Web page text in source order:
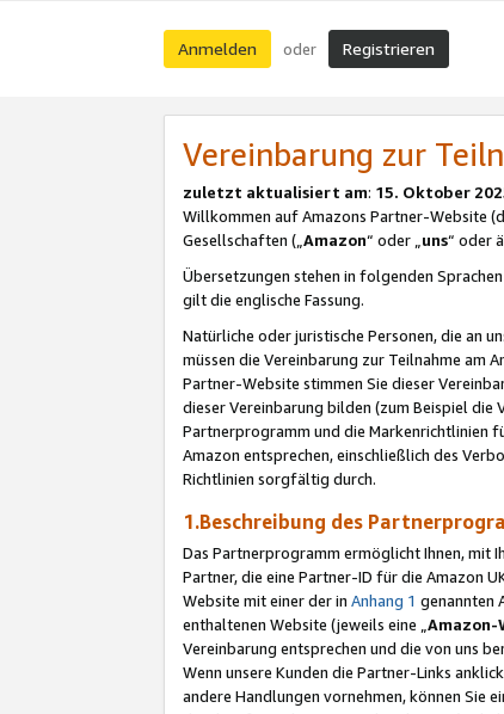
Anmelden oder Registrieren
Vereinbarung zur
zuletzt aktualisiert am: 15. Oktober
Willkommen auf Amazons Partner-Website
Gesellschaften („Amazon“ oder „uns“ oder
Übersetzungen stehen in folgenden
gilt die englische Fassung.
Natürliche oder juristische Personen, die an
müssen die Vereinbarung zur Teilnahme am
Partner-Website stimmen Sie dieser
dieser Vereinbarung bilden (zum Beispiel
Partnerprogramm und die Markenrichtlinien
Amazon entsprechen, einschließlich des
Richtlinien sorgfältig durch.
1.Beschreibung des
Das Partnerprogramm ermöglicht Ihnen, mit
Partner, die eine Partner-ID für die Amazon
Website mit einer der in Anhang 1 genannten
enthaltenen Website (jeweils eine „ Amazon-
Vereinbarung entsprechen und die von uns
Wenn unsere Kunden die Partner-Links
andere Handlungen vornehmen, können Sie